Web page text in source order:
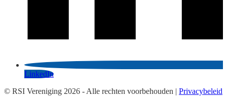
LinkedIn
© RSI Vereniging 2026 - Alle rechten voorbehouden | Privacybeleid